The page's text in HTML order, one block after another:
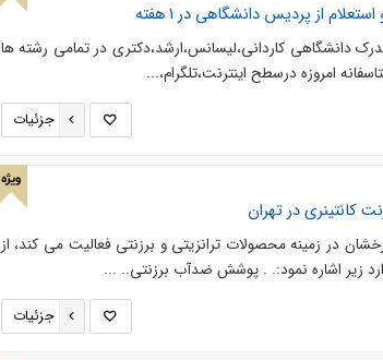
از پردیس دانشگاهی در 1 هفته
دانشگاهی کاردانی،لیسانس،ارشد،دکتری در تمامی رشته ها
جزئیات
ویژه
کانتینری در تهران
در زمینه محصولات ترانزیتی و برزنتی فعالیت می کند، از
زیر اشاره نمود:. . پوشش ضدآب برزنتی.. ...
جزئیات